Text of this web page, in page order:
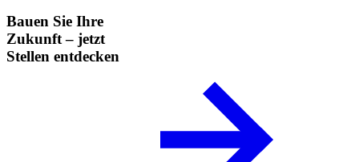
Bauen Sie Ihre
Zukunft – jetzt
Stellen entdecken